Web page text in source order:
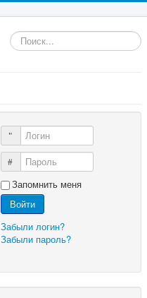
Искать...
Логин
Пароль
Запомнить меня
Войти
Забыли логин?
Забыли пароль?